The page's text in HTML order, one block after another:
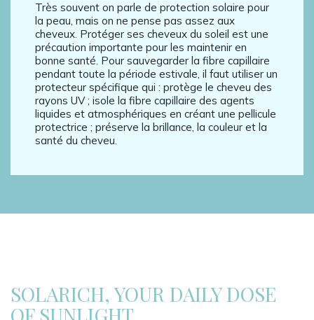
Très souvent on parle de protection solaire pour
la peau, mais on ne pense pas assez aux
cheveux. Protéger ses cheveux du soleil est une
précaution importante pour les maintenir en
bonne santé. Pour sauvegarder la fibre capillaire
pendant toute la période estivale, il faut utiliser un
protecteur spécifique qui : protège le cheveu des
rayons UV ; isole la fibre capillaire des agents
liquides et atmosphériques en créant une pellicule
protectrice ; préserve la brillance, la couleur et la
santé du cheveu.
SOLARICH, YOUR DAILY DOSE
OF SUNLIGHT.